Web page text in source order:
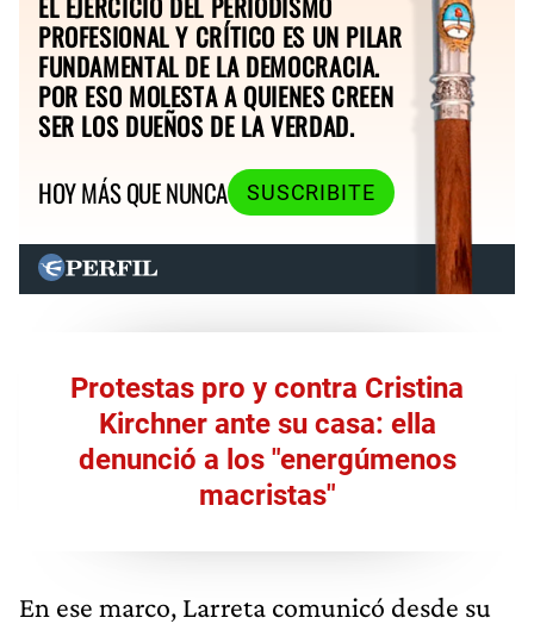
PROFESIONAL Y CRÍTICO ES UN PILAR
FUNDAMENTAL DE LA DEMOCRACIA.
POR ESO MOLESTA A QUIENES CREEN
SER LOS DUEÑOS DE LA VERDAD.
HOY MÁS QUE NUNCA
SUSCRIBITE
Protestas pro y contra Cristina
Kirchner ante su casa: ella
denunció a los "energúmenos
macristas"
En ese marco, Larreta comunicó desde su